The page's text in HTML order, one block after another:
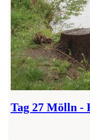
Tag 27 Mölln -